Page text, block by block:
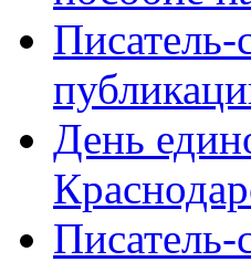
День